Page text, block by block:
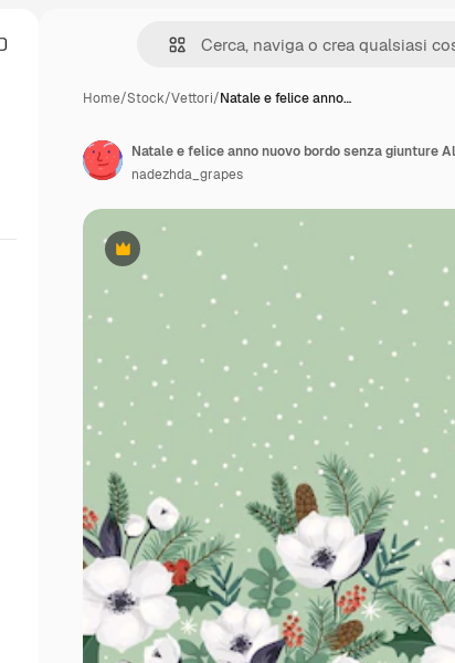
Home/Stock/Vettori/Natale e felice anno…
Premium
nadezhda_grapes